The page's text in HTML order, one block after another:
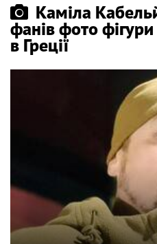
Каміла
фанів фото
в Греції